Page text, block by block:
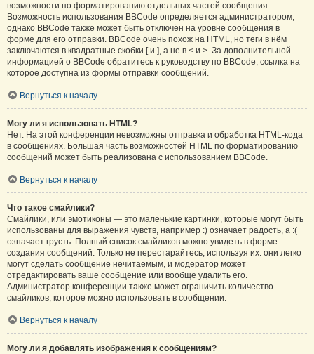
возможности по форматированию отдельных частей сообщения.
Возможность использования BBCode определяется администратором,
однако BBCode также может быть отключён на уровне сообщения в
форме для его отправки. BBCode очень похож на HTML, но теги в нём
заключаются в квадратные скобки [ и ], а не в < и >. За дополнительной
информацией о BBCode обратитесь к руководству по BBCode, ссылка на
которое доступна из формы отправки сообщений.
Вернуться к началу
Могу ли я использовать HTML?
Нет. На этой конференции невозможны отправка и обработка HTML-кода
в сообщениях. Большая часть возможностей HTML по форматированию
сообщений может быть реализована с использованием BBCode.
Вернуться к началу
Что такое смайлики?
Смайлики, или эмотиконы — это маленькие картинки, которые могут быть
использованы для выражения чувств, например :) означает радость, а :(
означает грусть. Полный список смайликов можно увидеть в форме
создания сообщений. Только не перестарайтесь, используя их: они легко
могут сделать сообщение нечитаемым, и модератор может
отредактировать ваше сообщение или вообще удалить его.
Администратор конференции также может ограничить количество
смайликов, которое можно использовать в сообщении.
Вернуться к началу
Могу ли я добавлять изображения к сообщениям?